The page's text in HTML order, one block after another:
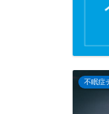
不眠症